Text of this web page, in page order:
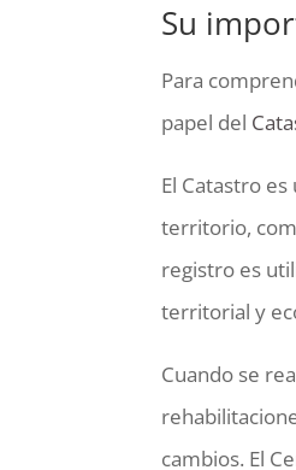
Su
Para
papel del
El Catastro
territorio,
registro es
territorial y
Cuando se
cambios. El